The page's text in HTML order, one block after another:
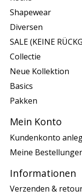
Shapewear
Diversen
SALE (KEINE
Collectie
Neue Kollektion
Basics
Pakken
Mein Konto
Kundenkonto
Meine
Informationen
Verzenden &